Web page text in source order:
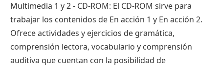
Multimedia 1 y 2 - CD-ROM: El CD-ROM sirve para
trabajar los contenidos de En acción 1 y En acción 2.
Ofrece actividades y ejercicios de gramática,
comprensión lectora, vocabulario y comprensión
auditiva que cuentan con la posibilidad de